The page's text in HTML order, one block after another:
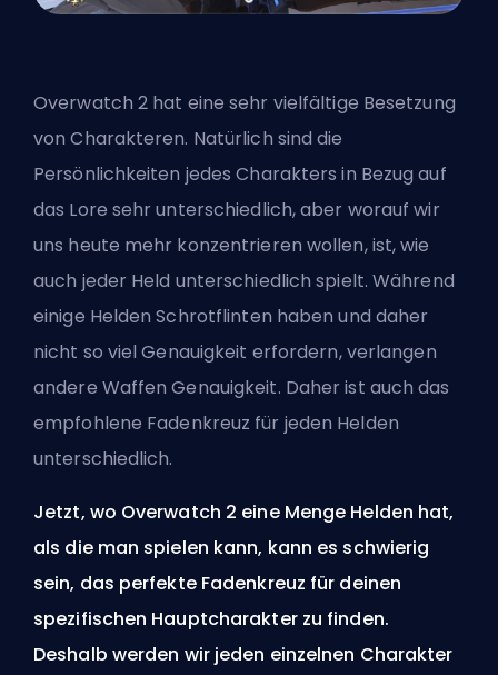
Overwatch 2 hat eine sehr vielfältige Besetzung
von Charakteren. Natürlich sind die
Persönlichkeiten jedes Charakters in Bezug auf
das Lore sehr unterschiedlich, aber worauf wir
uns heute mehr konzentrieren wollen, ist, wie
auch jeder Held unterschiedlich spielt. Während
einige Helden Schrotflinten haben und daher
nicht so viel Genauigkeit erfordern, verlangen
andere Waffen Genauigkeit. Daher ist auch das
empfohlene Fadenkreuz für jeden Helden
unterschiedlich.
Jetzt, wo Overwatch 2 eine Menge Helden hat,
als die man spielen kann, kann es schwierig
sein, das perfekte Fadenkreuz für deinen
spezifischen Hauptcharakter zu finden.
Deshalb werden wir jeden einzelnen Charakter